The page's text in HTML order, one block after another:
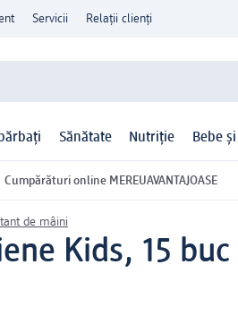
Servicii Relații clienți
Sănătate Nutriție Bebe
Cumpărături online MEREUAVANTAJOASE
de mâini
Kids, 15 buc